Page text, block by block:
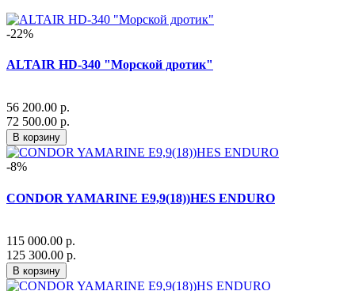
-22%
ALTAIR HD-340 "Морской дротик"
56 200.00 р.
72 500.00 р.
В корзину
-8%
CONDOR YAMARINE E9,9(18))HES ENDURO
115 000.00 р.
125 300.00 р.
В корзину